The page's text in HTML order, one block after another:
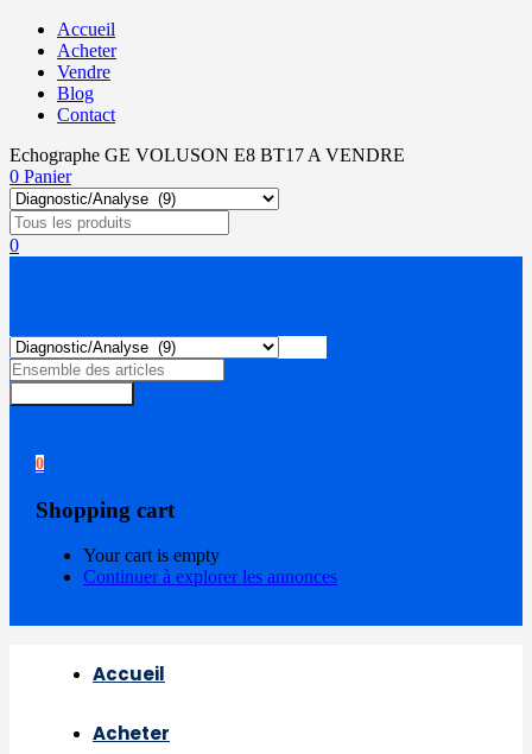
Accueil
Acheter
Vendre
Blog
Contact
Echographe GE VOLUSON E8 BT17 A VENDRE
0 Panier
0
0
Shopping cart
Your cart is empty
Continuer à explorer les annonces
Accueil
Acheter